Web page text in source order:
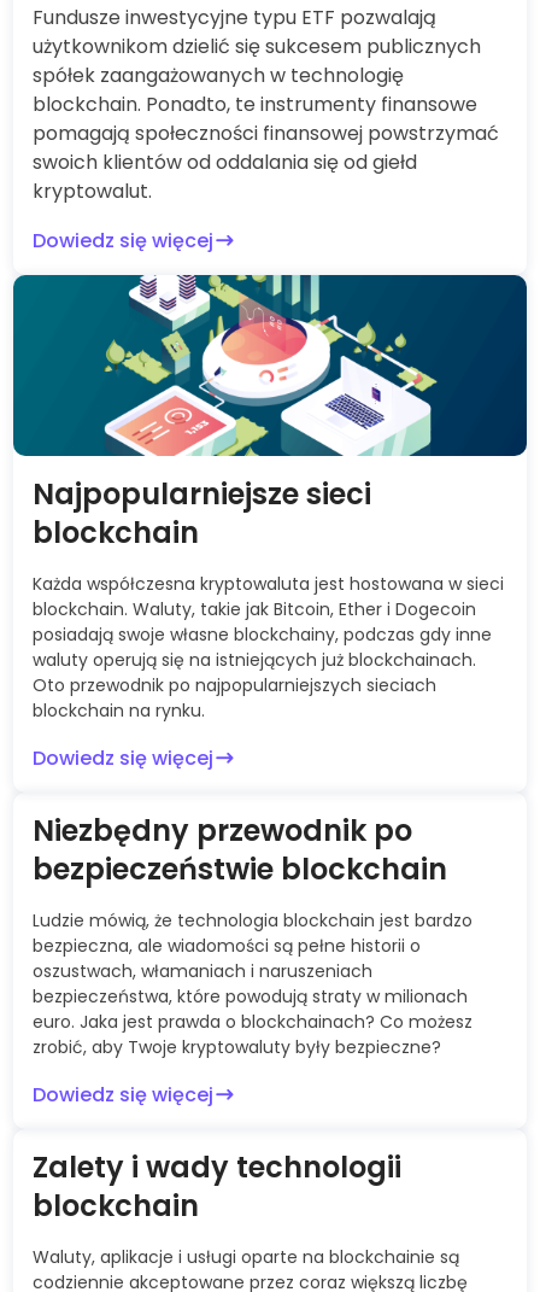
Fundusze inwestycyjne typu ETF pozwalają
użytkownikom dzielić się sukcesem publicznych
spółek zaangażowanych w technologię
blockchain. Ponadto, te instrumenty finansowe
pomagają społeczności finansowej powstrzymać
swoich klientów od oddalania się od giełd
kryptowalut.
Dowiedz się więcej
Najpopularniejsze sieci
blockchain
Każda współczesna kryptowaluta jest hostowana w sieci
blockchain. Waluty, takie jak Bitcoin, Ether i Dogecoin
posiadają swoje własne blockchainy, podczas gdy inne
waluty operują się na istniejących już blockchainach.
Oto przewodnik po najpopularniejszych sieciach
blockchain na rynku.
Dowiedz się więcej
Niezbędny przewodnik po
bezpieczeństwie blockchain
Ludzie mówią, że technologia blockchain jest bardzo
bezpieczna, ale wiadomości są pełne historii o
oszustwach, włamaniach i naruszeniach
bezpieczeństwa, które powodują straty w milionach
euro. Jaka jest prawda o blockchainach? Co możesz
zrobić, aby Twoje kryptowaluty były bezpieczne?
Dowiedz się więcej
Zalety i wady technologii
blockchain
Waluty, aplikacje i usługi oparte na blockchainie są
codziennie akceptowane przez coraz większą liczbę